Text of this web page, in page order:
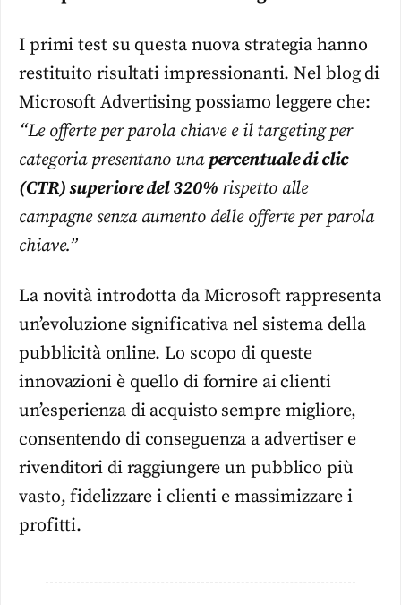
I primi test su questa nuova strategia hanno
restituito risultati impressionanti. Nel blog di
Microsoft Advertising possiamo leggere che:
“Le offerte per parola chiave e il targeting per
categoria presentano una percentuale di clic
(CTR) superiore del 320%rispetto alle
campagne senza aumento delle offerte per parola
chiave.”
La novità introdotta da Microsoft rappresenta
un’evoluzione significativa nel sistema della
pubblicità online. Lo scopo di queste
innovazioni è quello di fornire ai clienti
un’esperienza di acquisto sempre migliore,
consentendo di conseguenza a advertiser e
rivenditori di raggiungere un pubblico più
vasto, fidelizzare i clienti e massimizzare i
profitti.